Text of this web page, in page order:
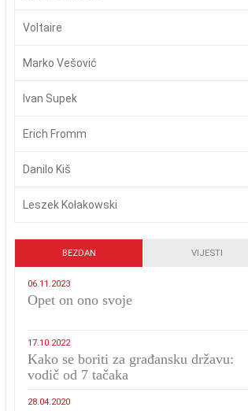
Voltaire
Marko Vešović
Ivan Supek
Erich Fromm
Danilo Kiš
Leszek Kołakowski
BEZDAN VIJESTI
06.11.2023
​Opet on ono svoje
17.10.2022
Kako se boriti za građansku državu:
vodič od 7 tačaka
28.04.2020